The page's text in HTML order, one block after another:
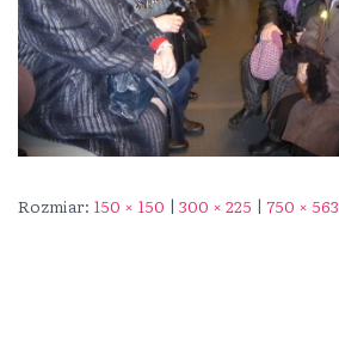
Rozmiar: 150 × 150 | 300 × 225 | 750 × 563